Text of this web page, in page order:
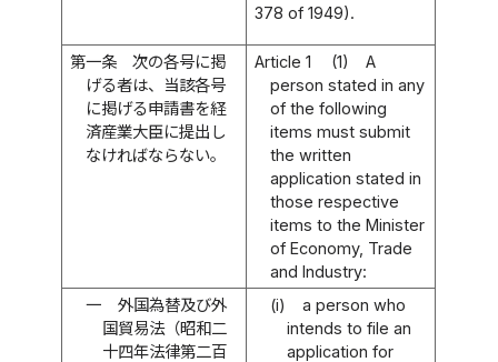
378 of 1949).
第一条
次の各号に掲
げる者は、当該各号
に掲げる申請書を経
済産業大臣に提出し
なければならない。
Article 1 (1)
A
person stated in any
of the following
items must submit
the written
application stated in
those respective
items to the Minister
of Economy, Trade
and Industry:
一
外国為替及び外
国貿易法（昭和二
十四年法律第二百
(i)
a person who
intends to file an
application for